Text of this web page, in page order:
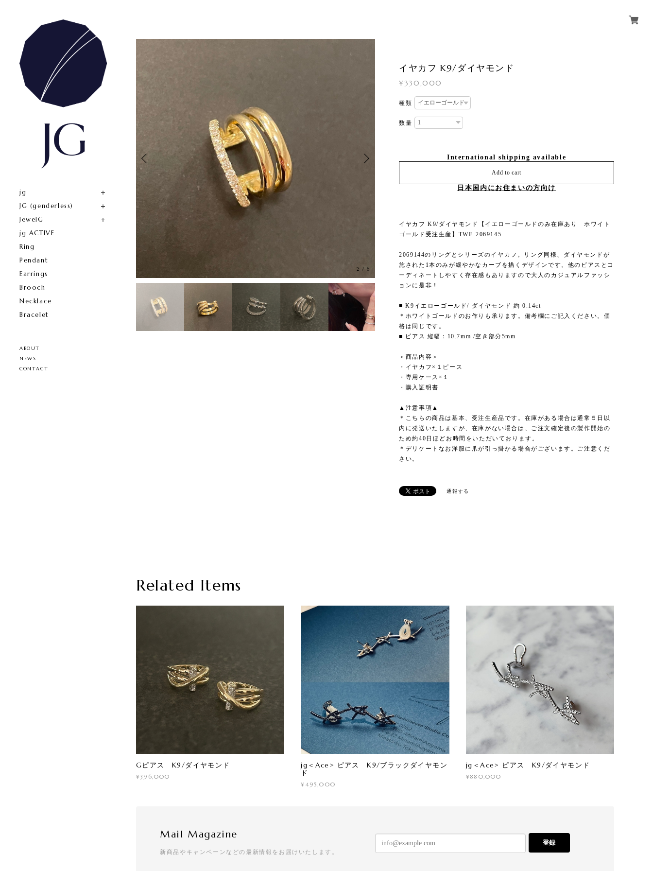
jg
JG (genderless)
JewelG
jg ACTIVE
Ring
Pendant
Earrings
Brooch
Necklace
Bracelet
ABOUT
NEWS
CONTACT
2 /6
イヤカフ K9/ダイヤモンド
¥330,000
種類
数量
International shipping available
Add to cart
日本国内にお住まいの方向け
イヤカフ K9/ダイヤモンド【イエローゴールドのみ在庫あり ホワイト
ゴールド受注生産】TWE-2069145
2069144のリングとシリーズのイヤカフ。リング同様、ダイヤモンドが
施された1本のみが緩やかなカーブを描くデザインです。他のピアスとコ
ーディネートしやすく存在感もありますので大人のカジュアルファッシ
ョンに是非！
■ K9イエローゴールド/ ダイヤモンド 約 0.14ct
＊ホワイトゴールドのお作りも承ります。備考欄にご記入ください。価
格は同じです。
■ ピアス 縦幅：10.7mm /空き部分5mm
＜商品内容＞
・イヤカフ×１ピース
・専用ケース×１
・購入証明書
▲注意事項▲
＊こちらの商品は基本、受注生産品です。在庫がある場合は通常５日以
内に発送いたしますが、在庫がない場合は、ご注文確定後の製作開始の
ため約40日ほどお時間をいただいております。
＊デリケートなお洋服に爪が引っ掛かる場合がございます。ご注意くだ
さい。
通報する
Related Items
Gピアス K9/ダイヤモンド
¥396,000
jg＜Ace> ピアス K9/ブラックダイヤモン
ド
¥495,000
jg＜Ace> ピアス K9/ダイヤモンド
¥880,000
Mail Magazine
新商品やキャンペーンなどの最新情報をお届けいたします。
登録